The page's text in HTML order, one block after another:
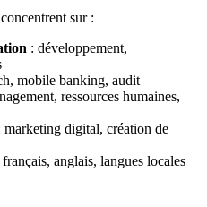
sur :
: développement,
mobile banking, audit
ressources humaines,
marketing digital, création de
français, anglais, langues locales